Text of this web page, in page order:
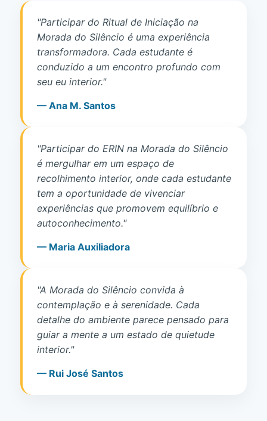
"Participar do Ritual de Iniciação na
Morada do Silêncio é uma experiência
transformadora. Cada estudante é
conduzido a um encontro profundo com
seu eu interior."
— Ana M. Santos
"Participar do ERIN na Morada do Silêncio
é mergulhar em um espaço de
recolhimento interior, onde cada estudante
tem a oportunidade de vivenciar
experiências que promovem equilíbrio e
autoconhecimento."
— Maria Auxiliadora
"A Morada do Silêncio convida à
contemplação e à serenidade. Cada
detalhe do ambiente parece pensado para
guiar a mente a um estado de quietude
interior."
— Rui José Santos